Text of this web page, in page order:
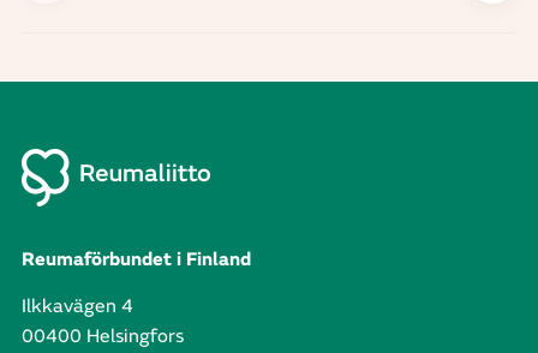
Reumaförbundet i Finland
Ilkkavägen 4
00400 Helsingfors